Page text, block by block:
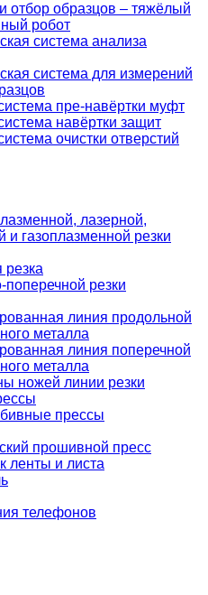
отбор образцов – тяжёлый
робот
система анализа
система для измерений
пре-навёртки муфт
навёртки защит
очистки отверстий
лазерной,
и газоплазменной резки
резка
резки
линия продольной
металла
линия поперечной
металла
ножей линии резки
прессы
прошивной пресс
ленты и листа
телефонов